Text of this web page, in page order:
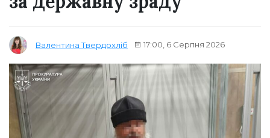
Валентина Твердохліб 17:00, 6 Серпня 2026